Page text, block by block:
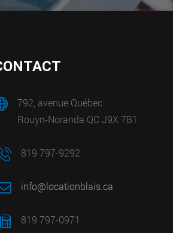
792, avenue Québec
Rouyn-Noranda QC J9X 7B1
819 797-9292
info@locationblais.ca
819 797-0971